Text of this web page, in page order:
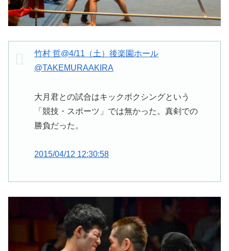
竹村 哲@4/11（土）後楽園ホール
@TAKEMURAAKIRA
大月君との試合はキックボクシングという
「競技・スポーツ」では無かった。真剣での
勝負だった。
2015/04/12 12:30:58